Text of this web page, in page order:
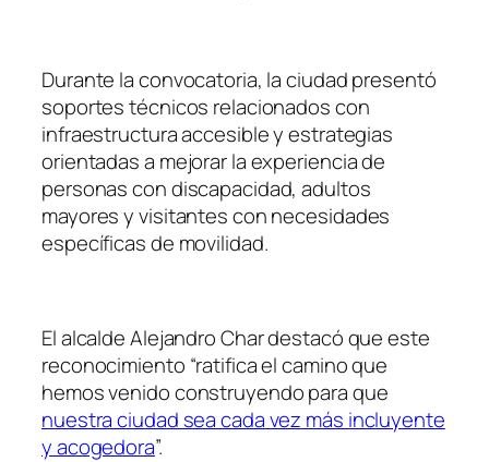
Durante la convocatoria, la ciudad presentó
soportes técnicos relacionados con
infraestructura accesible y estrategias
orientadas a mejorar la experiencia de
personas con discapacidad, adultos
mayores y visitantes con necesidades
específicas de movilidad.
El alcalde Alejandro Char destacó que este
reconocimiento “ratifica el camino que
hemos venido construyendo para que
nuestra ciudad sea cada vez más incluyente
y acogedora”.